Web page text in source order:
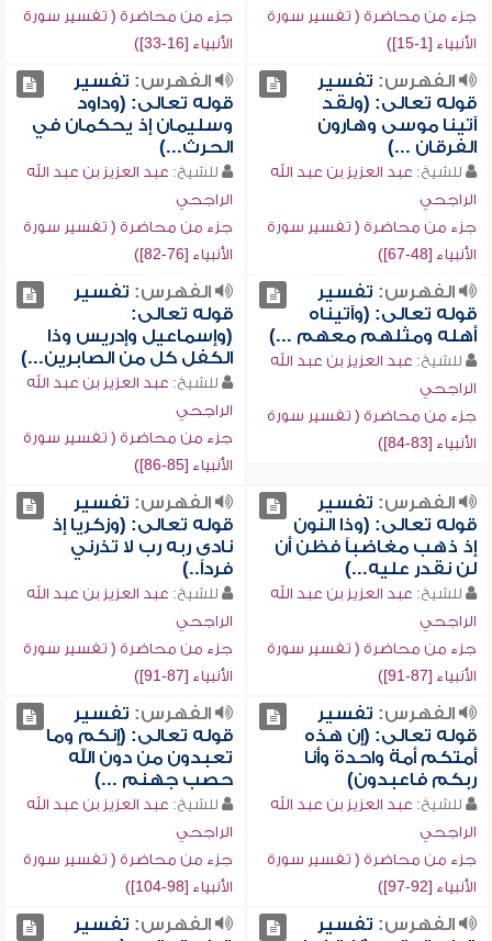
جزء من محاضرة ( تفسير سورة
الأنبياء [1-15])
جزء من محاضرة ( تفسير سورة
الأنبياء [16-33])
الفهرس: تفسير
قوله تعالى: (ولقد
آتينا موسى وهارون
الفرقان ...)
للشيخ: عبد العزيز بن عبد الله
الراجحي
جزء من محاضرة ( تفسير سورة
الأنبياء [48-67])
الفهرس: تفسير
قوله تعالى: (وداود
وسليمان إذ يحكمان في
الحرث...)
للشيخ: عبد العزيز بن عبد الله
الراجحي
جزء من محاضرة ( تفسير سورة
الأنبياء [76-82])
الفهرس: تفسير
قوله تعالى: (وآتيناه
أهله ومثلهم معهم ...)
للشيخ: عبد العزيز بن عبد الله
الراجحي
جزء من محاضرة ( تفسير سورة
الأنبياء [83-84])
الفهرس: تفسير
قوله تعالى:
(وإسماعيل وإدريس وذا
الكفل كل من الصابرين...)
للشيخ: عبد العزيز بن عبد الله
الراجحي
جزء من محاضرة ( تفسير سورة
الأنبياء [85-86])
الفهرس: تفسير
قوله تعالى: (وذا النون
إذ ذهب مغاضباً فظن أن
لن نقدر عليه...)
للشيخ: عبد العزيز بن عبد الله
الراجحي
جزء من محاضرة ( تفسير سورة
الأنبياء [87-91])
الفهرس: تفسير
قوله تعالى: (وزكريا إذ
نادى ربه رب لا تذرني
فرداً..)
للشيخ: عبد العزيز بن عبد الله
الراجحي
جزء من محاضرة ( تفسير سورة
الأنبياء [87-91])
الفهرس: تفسير
قوله تعالى: (إن هذه
أمتكم أمة واحدة وأنا
ربكم فاعبدون)
للشيخ: عبد العزيز بن عبد الله
الراجحي
جزء من محاضرة ( تفسير سورة
الأنبياء [92-97])
الفهرس: تفسير
قوله تعالى: (إنكم وما
تعبدون من دون الله
حصب جهنم ...)
للشيخ: عبد العزيز بن عبد الله
الراجحي
جزء من محاضرة ( تفسير سورة
الأنبياء [98-104])
الفهرس: تفسير
الفهرس: تفسير